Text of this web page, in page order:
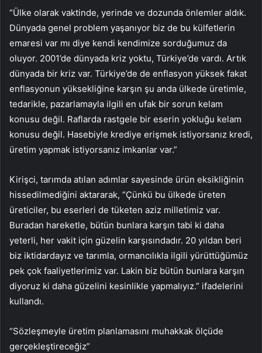
“Ülke olarak vaktinde, yerinde ve dozunda önlemler aldık.
Dünyada genel problem yaşanıyor biz de bu külfetlerin
emaresi var mı diye kendi kendimize sorduğumuz da
oluyor. 2001’de dünyada kriz yoktu, Türkiye’de vardı. Artık
dünyada bir kriz var. Türkiye’de de enflasyon yüksek fakat
enflasyonun yüksekliğine karşın şu anda ülkede üretimle,
tedarikle, pazarlamayla ilgili en ufak bir sorun kelam
konusu değil. Raflarda rastgele bir eserin yokluğu kelam
konusu değil. Hasebiyle krediye erişmek istiyorsanız kredi,
üretim yapmak istiyorsanız imkanlar var.”
Kirişci, tarımda atılan adımlar sayesinde ürün eksikliğinin
hissedilmediğini aktararak, “Çünkü bu ülkede üreten
üreticiler, bu eserleri de tüketen aziz milletimiz var.
Buradan hareketle, bütün bunlara karşın tabi ki daha
yeterli, her vakit için güzelin karşısındadır. 20 yıldan beri
biz iktidardayız ve tarımla, ormancılıkla ilgili yürüttüğümüz
pek çok faaliyetlerimiz var. Lakin biz bütün bunlara karşın
diyoruz ki daha güzelini kesinlikle yapmalıyız.” ifadelerini
kullandı.
“Sözleşmeyle üretim planlamasını muhakkak ölçüde
gerçekleştireceğiz”